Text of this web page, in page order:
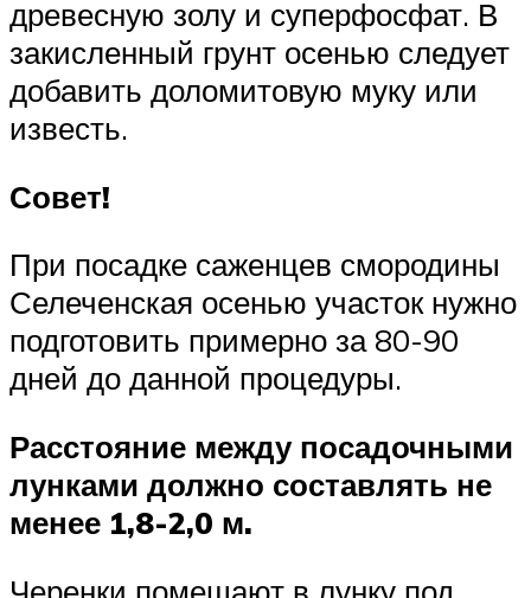
древесную золу и суперфосфат. В
закисленный грунт осенью следует
добавить доломитовую муку или
известь.
Совет!
При посадке саженцев смородины
Селеченская осенью участок нужно
подготовить примерно за 80-90
дней до данной процедуры.
Расстояние между посадочными
лунками должно составлять не
менее 1,8-2,0 м.